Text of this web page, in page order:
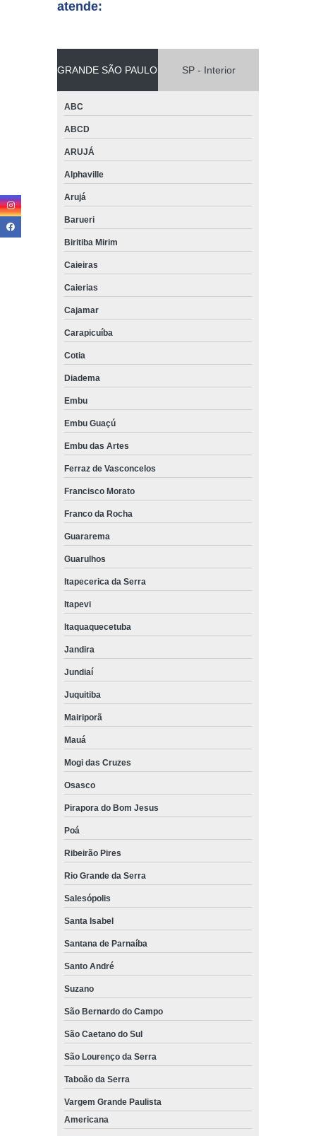
atende:
GRANDE SÃO PAULO SP - Interior
ABC
ABCD
ARUJÁ
Alphaville
Arujá
Barueri
Biritiba Mirim
Caieiras
Caierias
Cajamar
Carapicuíba
Cotia
Diadema
Embu
Embu Guaçú
Embu das Artes
Ferraz de Vasconcelos
Francisco Morato
Franco da Rocha
Guararema
Guarulhos
Itapecerica da Serra
Itapevi
Itaquaquecetuba
Jandira
Jundiaí
Juquitiba
Mairiporã
Mauá
Mogi das Cruzes
Osasco
Pirapora do Bom Jesus
Poá
Ribeirão Pires
Rio Grande da Serra
Salesópolis
Santa Isabel
Santana de Parnaíba
Santo André
Suzano
São Bernardo do Campo
São Caetano do Sul
São Lourenço da Serra
Taboão da Serra
Vargem Grande Paulista
Americana